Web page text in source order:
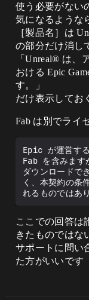
使う必要がない
気になるような
［製品名］は
の部分だけ消し
「Unreal® は、
おける Epic
す。」
だけ表示してお
Fab は別でライ
Epic が運営す
Fab を含みます
ダウンロードで
く、本契約の条
ここでの回答は
きたものではな
サポートに問い
た方がいいです